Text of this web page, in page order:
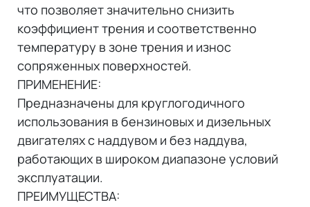
что позволяет значительно снизить
коэффициент трения и соответственно
температуру в зоне трения и износ
сопряженных поверхностей.
ПРИМЕНЕНИЕ:
Предназначены для круглогодичного
использования в бензиновых и дизельных
двигателях с наддувом и без наддува,
работающих в широком диапазоне условий
эксплуатации.
ПРЕИМУЩЕСТВА: